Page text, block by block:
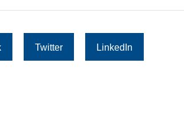
Twitter LinkedIn